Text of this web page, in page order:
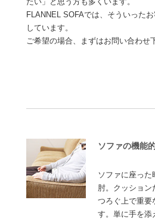
FLANNEL SOFAでは、そういった
しています。
ご希望の場合、まずはお問い合わせ
ソファの機能
ソファに座った
肘。クッション
つろぐ上で重要
す。単に手を添